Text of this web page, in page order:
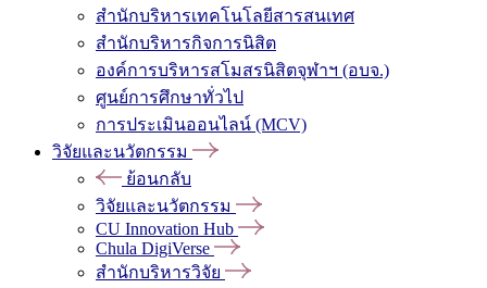
สำนักบริหารเทคโนโลยีสารสนเทศ
สำนักบริหารกิจการนิสิต
องค์การบริหารสโมสรนิสิตจุฬาฯ (อบจ.)
ศูนย์การศึกษาทั่วไป
การประเมินออนไลน์ (MCV)
วิจัยและนวัตกรรม
ย้อนกลับ
วิจัยและนวัตกรรม
CU Innovation Hub
Chula DigiVerse
สำนักบริหารวิจัย